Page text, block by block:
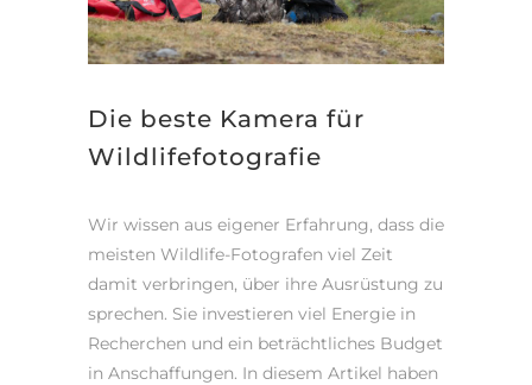
Die beste Kamera für
Wildlifefotografie
Wir wissen aus eigener Erfahrung, dass die
meisten Wildlife-Fotografen viel Zeit
damit verbringen, über ihre Ausrüstung zu
sprechen. Sie investieren viel Energie in
Recherchen und ein beträchtliches Budget
in Anschaffungen. In diesem Artikel haben